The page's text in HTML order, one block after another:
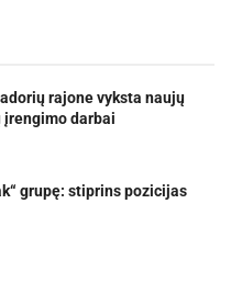
rajone vyksta naujų
darbai
grupę: stiprins pozicijas